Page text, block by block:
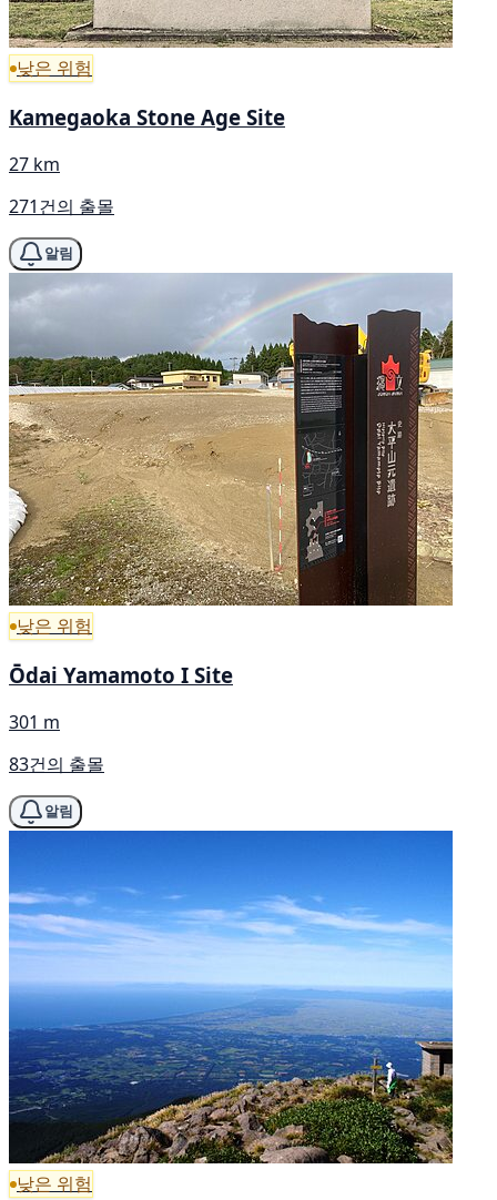
낮은 위험
Kamegaoka Stone Age Site
27 km
271건의 출몰
알림
낮은 위험
Ōdai Yamamoto I Site
301 m
83건의 출몰
알림
낮은 위험